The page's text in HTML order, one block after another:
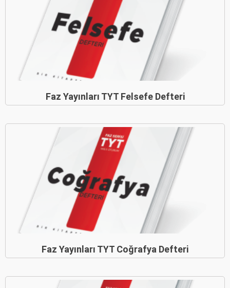
Faz Yayınları TYT Felsefe Defteri
Faz Yayınları TYT Coğrafya Defteri